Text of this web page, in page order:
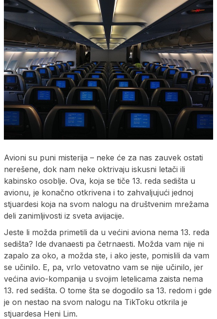
Avioni su puni misterija – neke će za nas zauvek ostati
nerešene, dok nam neke oktrivaju iskusni letači ili
kabinsko osoblje. Ova, koja se tiče 13. reda sedišta u
avionu, je konačno otkrivena i to zahvaljujući jednoj
stjuardesi koja na svom nalogu na društvenim mrežama
deli zanimljivosti iz sveta avijacije.
Jeste li možda primetili da u većini aviona nema 13. reda
sedišta? Ide dvanaesti pa četrnaesti. Možda vam nije ni
zapalo za oko, a možda ste, i ako jeste, pomislili da vam
se učinilo. E, pa, vrlo vetovatno vam se nije učinilo, jer
većina avio-kompanija u svojim letelicama zaista nema
13. red sedišta. O tome šta se dogodilo sa 13. redom i gde
je on nestao na svom nalogu na TikToku otkrila je
stjuardesa Heni Lim.